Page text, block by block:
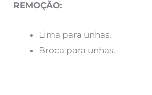
REMOÇÃO:
Lima para unhas.
Broca para unhas.